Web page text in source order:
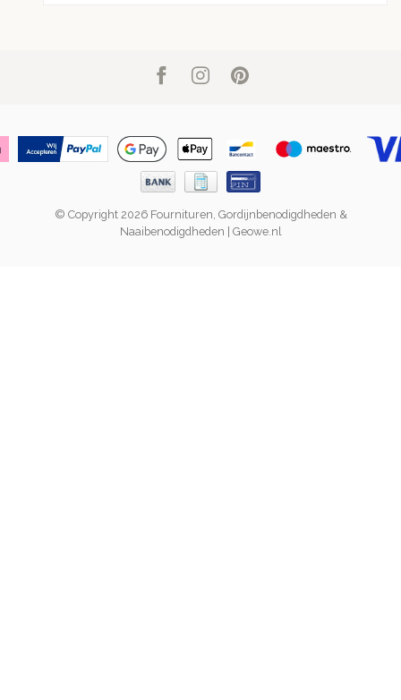
© Copyright 2026 Fournituren, Gordijnbenodigdheden &
Naaibenodigdheden | Geowe.nl